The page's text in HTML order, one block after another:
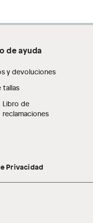
de ayuda
y devoluciones
tallas
Libro de
reclamaciones
Privacidad